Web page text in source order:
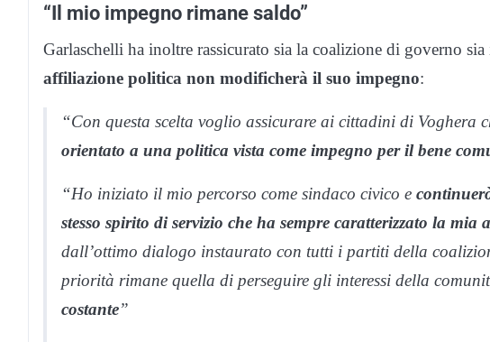
“Il mio impegno rimane saldo”
Garlaschelli ha inoltre rassicurato sia la coalizione di governo
affiliazione politica non modificherà il suo impegno:
“Con questa scelta voglio assicurare ai cittadini di Voghera
orientato a una politica vista come impegno per il bene
“Ho iniziato il mio percorso come sindaco civico e
stesso spirito di servizio che ha sempre caratterizzato la mia
dall’ottimo dialogo instaurato con tutti i partiti della
priorità rimane quella di perseguire gli interessi della
costante”